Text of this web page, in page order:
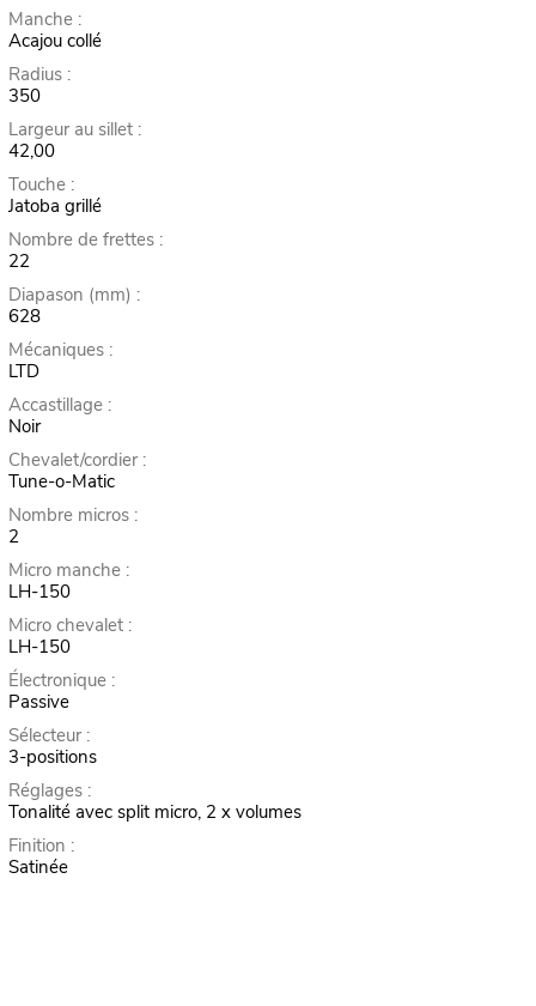
Manche :
Acajou collé
Radius :
350
Largeur au sillet :
42,00
Touche :
Jatoba grillé
Nombre de frettes :
22
Diapason (mm) :
628
Mécaniques :
LTD
Accastillage :
Noir
Chevalet/cordier :
Tune-o-Matic
Nombre micros :
2
Micro manche :
LH-150
Micro chevalet :
LH-150
Électronique :
Passive
Sélecteur :
3-positions
Réglages :
Tonalité avec split micro, 2 x volumes
Finition :
Satinée